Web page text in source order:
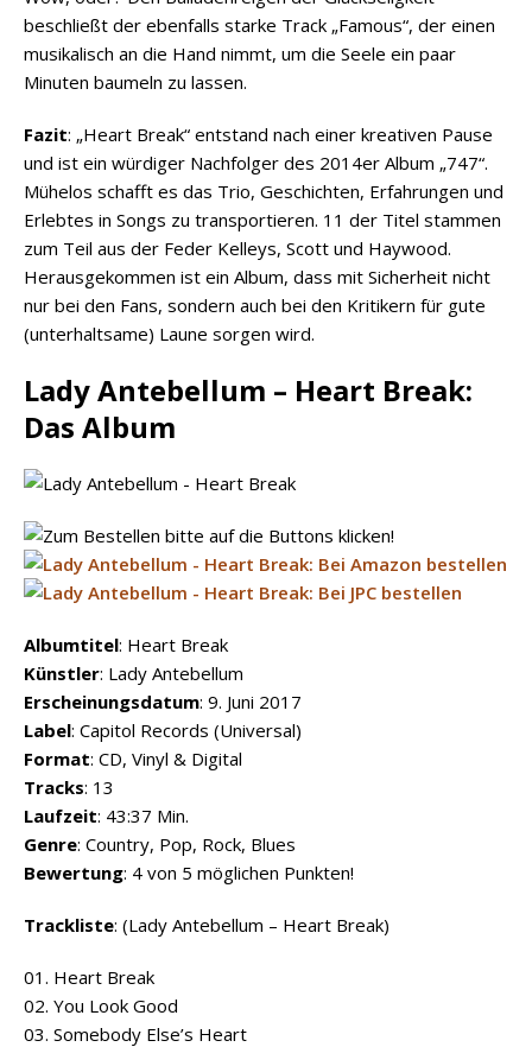
beschließt der ebenfalls starke Track „Famous“, der einen
musikalisch an die Hand nimmt, um die Seele ein paar
Minuten baumeln zu lassen.
Fazit: „Heart Break“ entstand nach einer kreativen Pause
und ist ein würdiger Nachfolger des 2014er Album „747“.
Mühelos schafft es das Trio, Geschichten, Erfahrungen und
Erlebtes in Songs zu transportieren. 11 der Titel stammen
zum Teil aus der Feder Kelleys, Scott und Haywood.
Herausgekommen ist ein Album, dass mit Sicherheit nicht
nur bei den Fans, sondern auch bei den Kritikern für gute
(unterhaltsame) Laune sorgen wird.
Lady Antebellum – Heart Break:
Das Album
Albumtitel: Heart Break
Künstler: Lady Antebellum
Erscheinungsdatum: 9. Juni 2017
Label: Capitol Records (Universal)
Format: CD, Vinyl & Digital
Tracks: 13
Laufzeit: 43:37 Min.
Genre: Country, Pop, Rock, Blues
Bewertung: 4 von 5 möglichen Punkten!
Trackliste: (Lady Antebellum – Heart Break)
01. Heart Break
02. You Look Good
03. Somebody Else’s Heart